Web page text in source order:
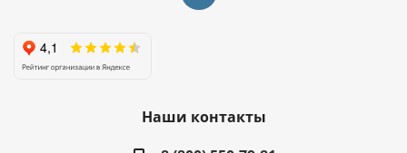
Наши контакты